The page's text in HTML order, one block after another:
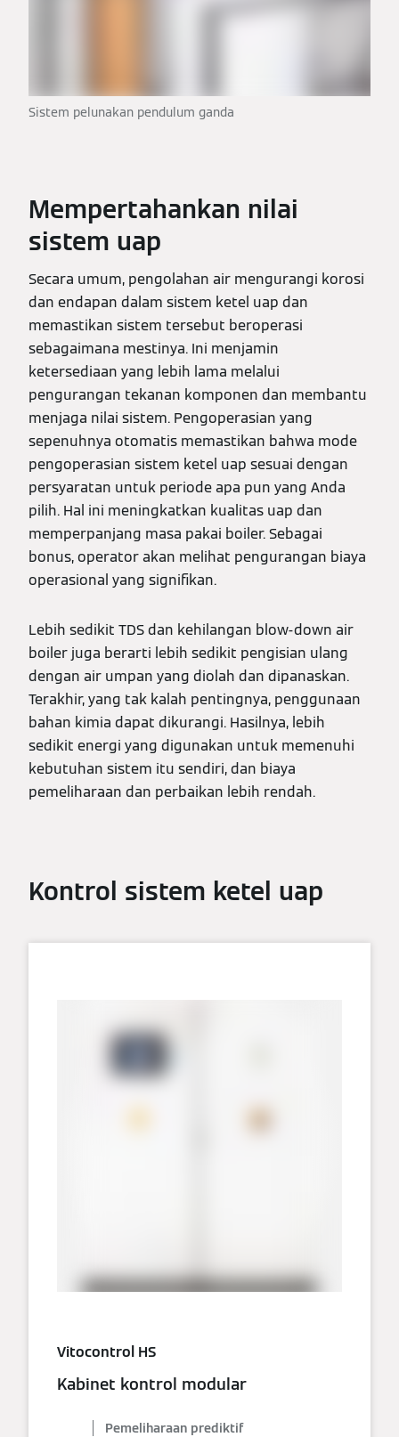
Sistem pelunakan pendulum ganda
Mempertahankan nilai
sistem uap
Secara umum, pengolahan air mengurangi korosi
dan endapan dalam sistem ketel uap dan
memastikan sistem tersebut beroperasi
sebagaimana mestinya. Ini menjamin
ketersediaan yang lebih lama melalui
pengurangan tekanan komponen dan membantu
menjaga nilai sistem. Pengoperasian yang
sepenuhnya otomatis memastikan bahwa mode
pengoperasian sistem ketel uap sesuai dengan
persyaratan untuk periode apa pun yang Anda
pilih. Hal ini meningkatkan kualitas uap dan
memperpanjang masa pakai boiler. Sebagai
bonus, operator akan melihat pengurangan biaya
operasional yang signifikan.
Lebih sedikit TDS dan kehilangan blow-down air
boiler juga berarti lebih sedikit pengisian ulang
dengan air umpan yang diolah dan dipanaskan.
Terakhir, yang tak kalah pentingnya, penggunaan
bahan kimia dapat dikurangi. Hasilnya, lebih
sedikit energi yang digunakan untuk memenuhi
kebutuhan sistem itu sendiri, dan biaya
pemeliharaan dan perbaikan lebih rendah.
Kontrol sistem ketel uap
Vitocontrol HS
Kabinet kontrol modular
Pemeliharaan prediktif